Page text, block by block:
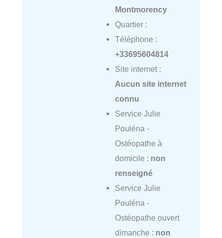
Montmorency
Quartier :
Téléphone :
+33695604814
Site internet :
Aucun site internet
connu
Service Julie
Pouléna -
Ostéopathe à
domicile : non
renseigné
Service Julie
Pouléna -
Ostéopathe ouvert
dimanche : non